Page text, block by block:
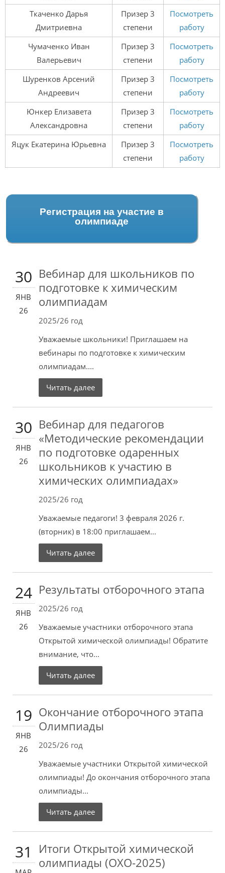
Ткаченко Дарья
Дмитриевна
Призер 3
степени
Посмотреть
работу
Чумаченко Иван
Валерьевич
Призер 3
степени
Посмотреть
работу
Шуренков Арсений
Андреевич
Призер 3
степени
Посмотреть
работу
Юнкер Елизавета
Александровна
Призер 3
степени
Посмотреть
работу
Яцук Екатерина Юрьевна
Призер 3
степени
Посмотреть
работу
Регистрация на участие в
олимпиаде
30
ЯНВ
26
Вебинар для школьников по
подготовке к химическим
олимпиадам
2025/26 год
Уважаемые школьники! Приглашаем на
вебинары по подготовке к химическим
олимпиадам....
Читать далее
30
ЯНВ
26
Вебинар для педагогов
«Методические рекомендации
по подготовке одаренных
школьников к участию в
химических олимпиадах»
2025/26 год
Уважаемые педагоги! 3 февраля 2026 г.
(вторник) в 18:00 приглашаем...
Читать далее
24
ЯНВ
26
Результаты отборочного этапа
2025/26 год
Уважаемые участники отборочного этапа
Открытой химической олимпиады! Обратите
внимание, что...
Читать далее
19
ЯНВ
26
Окончание отборочного этапа
Олимпиады
2025/26 год
Уважаемые участники Открытой химической
олимпиады! До окончания отборочного этапа
олимпиады...
Читать далее
31
Итоги Открытой химической
олимпиады (ОХО-2025)